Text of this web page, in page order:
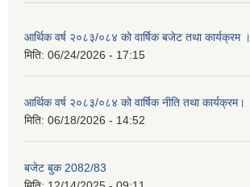
आर्थिक वर्ष २०८३/०८४ को वार्षिक बजेट तथा कार्यक्रम ।
मिति: 06/24/2026 - 17:15
आर्थिक वर्ष २०८३/०८४ को वार्षिक नीति तथा कार्यक्रम।
मिति: 06/18/2026 - 14:52
बजेट बुक 2082/83